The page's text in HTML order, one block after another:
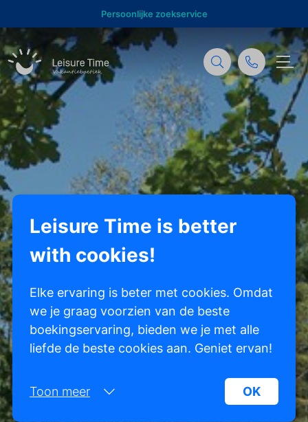
Persoonlijke zoekservice
Leisure Time is better
with cookies!
Elke ervaring is beter met cookies. Omdat
we je graag voorzien van de beste
boekingservaring, bieden we je met alle
liefde de beste cookies aan. Geniet ervan!
Toon meer OK